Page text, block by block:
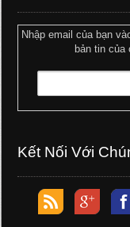
Nhập email của bạn
bản tin của
Kết Nối Với